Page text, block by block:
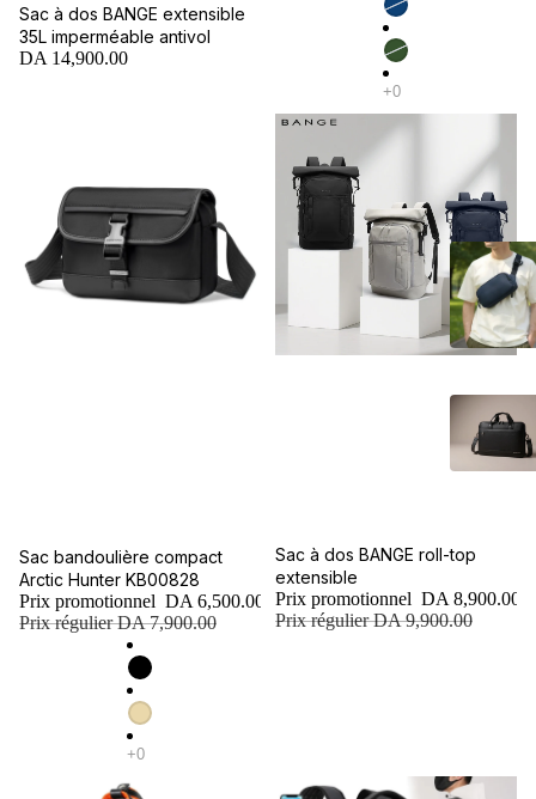
Sac à dos BANGE extensible
35L imperméable antivol
DA 14,900.00
Promotion
Sac bandoulière compact
Arctic Hunter KB00828
Prix promotionnel DA 6,500.00
Prix régulierDA 7,900.00
Promotion
Sac à dos BANGE roll-top
extensible
Prix promotionnel DA 8,900.00
Prix régulierDA 9,900.00